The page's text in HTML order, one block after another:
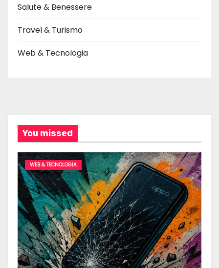
Salute & Benessere
Travel & Turismo
Web & Tecnologia
You missed
WEB & TECNOLOGIA